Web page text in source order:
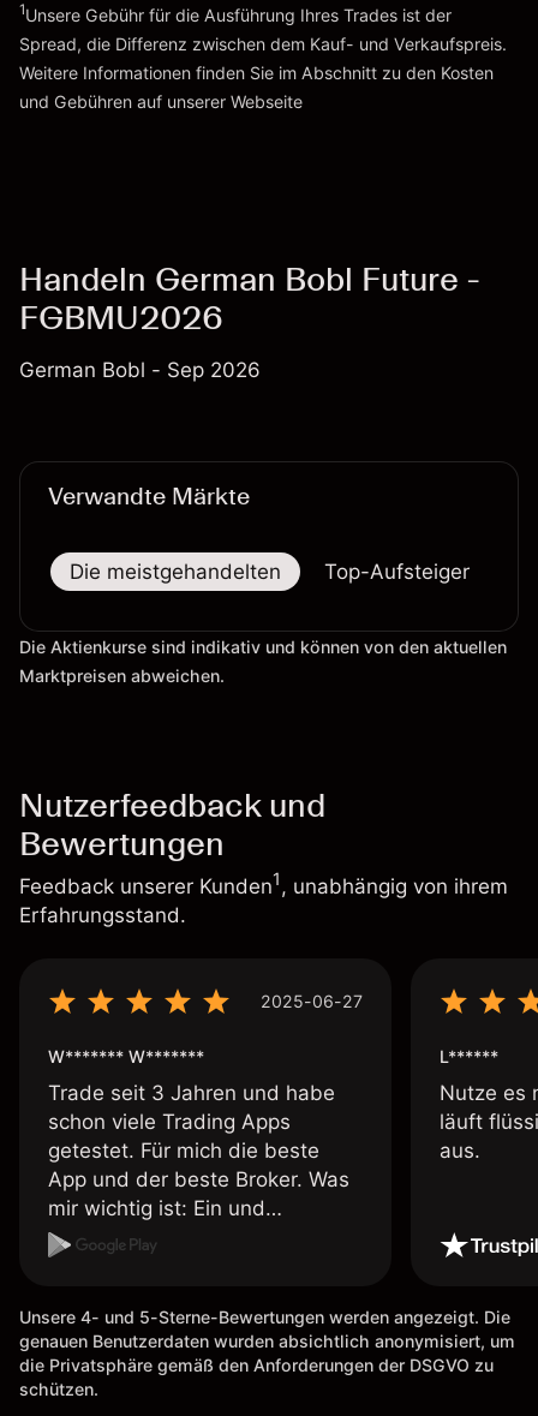
Geld aus Hebelwirkung ~ €4,000.00
Zur Plattform
1Unsere Gebühr für die Ausführung Ihres Trades ist der
Spread, die Differenz zwischen dem Kauf- und Verkaufspreis.
Weitere Informationen finden Sie im Abschnitt zu den Kosten
und Gebühren auf unserer Webseite
Handeln German Bobl Future -
FGBMU2026
German Bobl - Sep 2026
Verwandte Märkte
Die meistgehandelten Top-Aufsteiger
Die Aktienkurse sind indikativ und können von den aktuellen
Marktpreisen abweichen.
Nutzerfeedback und
Bewertungen
Feedback unserer Kunden1, unabhängig von ihrem
Erfahrungsstand.
2025-06-27
W******* W*******
Trade seit 3 Jahren und habe
schon viele Trading Apps
getestet. Für mich die beste
App und der beste Broker. Was
mir wichtig ist: Ein und
Auszahlungen per Kreditkarte
möglich. Berichte, Auszüge OK.
Eine Diagrammfunktion wie es
bei Naga ist wäre
L******
Nutze es
läuft
aus.
Unsere 4- und 5-Sterne-Bewertungen werden angezeigt. Die
genauen Benutzerdaten wurden absichtlich anonymisiert, um
die Privatsphäre gemäß den Anforderungen der DSGVO zu
schützen.